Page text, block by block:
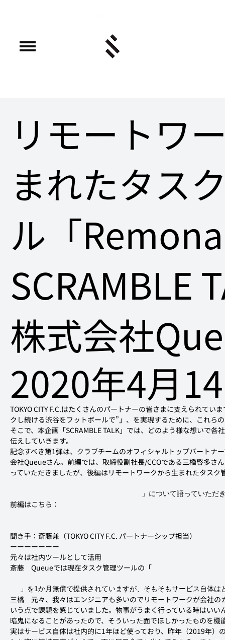
リモートワ
まれたタス
ル「
SCRAMBLE
株式会社
2020年4月
TOKYO CITY F.C.はたくさんのパートナーの皆さまに支えられて
クし続ける渋谷をフットボールで”」、を実現するために、これら
そこで、本企画「SCRAMBLE TALK」では、どのよう様な想いで各
伝えしていきます。
記念すべき第1弾は、クラブチームのオフィシャルトップパートナ
会社Queueさん。前編では、取締役副社長/CCOである三橋啓多さ
っていただきましたが、後編はリモートワークから生まれたタスク
」について語っていただ
前編はこちら：
聞き手：斎藤兼（TOKYO CITY F.C. パートナーシップ担当）
ーーーーーーー
元々は社内ツールとして活用
斎藤 Queueでは現在タスク管理ツールの「
」を1か月無償で提供されていますが、そもそもサービス自体
三橋 元々、我々はエンジニアも多いのでリモートワークが会社
いう点で課題を感じていました。物事がうまく行っている時はい
暗鬼になることがあったので、そういった面でほしかったものを機
実はサービス自体は社内的に1年ほど使っており、昨年（2019年）